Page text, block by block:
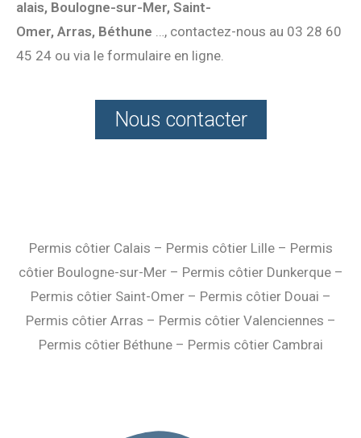
alais, Boulogne-sur-Mer, Saint-
Omer, Arras, Béthune …, contactez-nous au 03 28 60
45 24 ou via le formulaire en ligne.
Nous contacter
Permis côtier Calais – Permis côtier Lille– Permis
côtier Boulogne-sur-Mer– Permis côtier Dunkerque–
Permis côtier Saint-Omer– Permis côtier Douai –
Permis côtier Arras – Permis côtier Valenciennes –
Permis côtier Béthune– Permis côtier Cambrai